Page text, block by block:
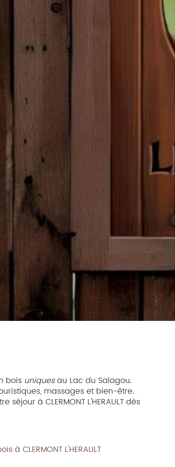
bois uniquesau Lac du Salagou.
massages et bien-être.
séjour à CLERMONT L'HERAULT dès
CLERMONT L'HERAULT